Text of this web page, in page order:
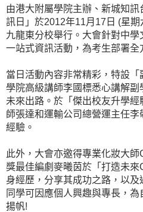
由港大附屬學院主辦、新城知
訊日」於2012年11月17日 (星
九龍東分校舉行。大會針對中
一站式資訊活動，為考生部署全
當日活動內容非常精彩，特設
學院高級講師李國標悉心講解
未來出路。於「傑出校友升學
師張達和運輸公司總營運主任
經驗。
此外，大會亦邀得專業化妝大
獎最佳編劇麥曦茵於「打造未來
身經歷，分享其成功之路，以
同學可因應個人興趣與專長，
揚帆!